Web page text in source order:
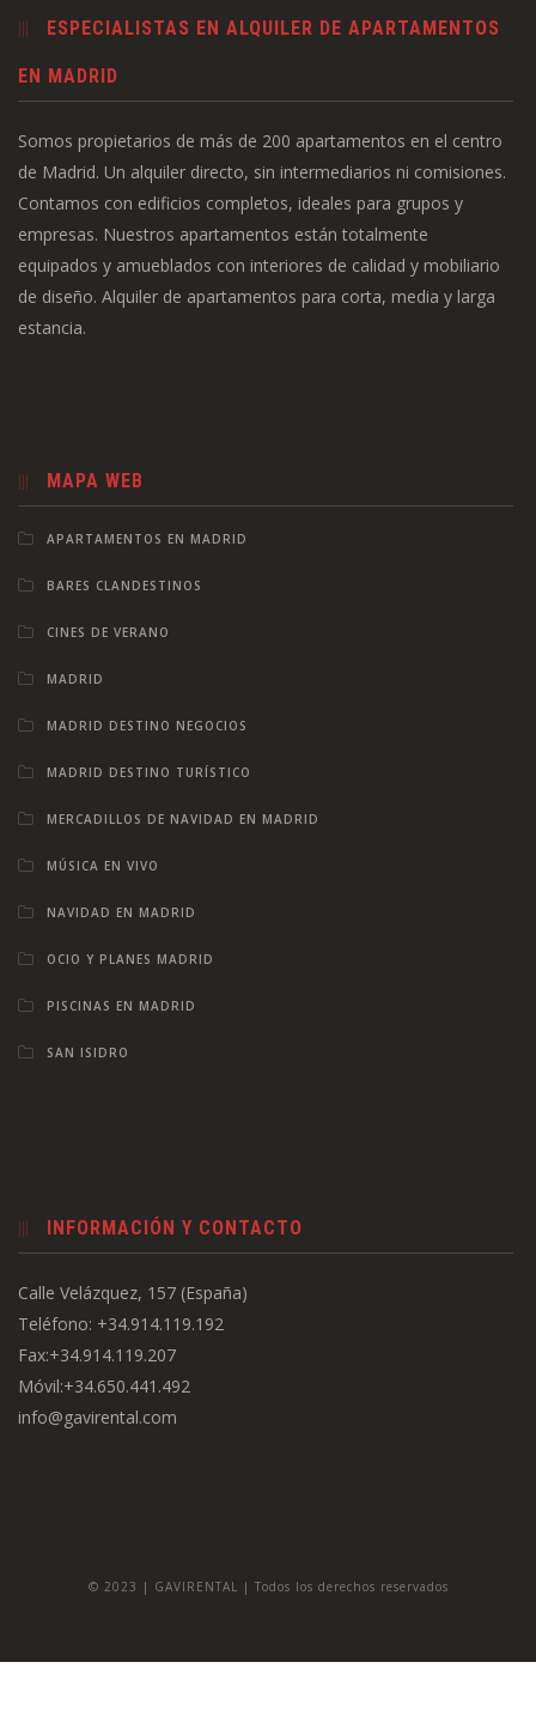
ESPECIALISTAS EN ALQUILER DE APARTAMENTOS
EN MADRID
Somos propietarios de más de 200 apartamentos en el centro
de Madrid. Un alquiler directo, sin intermediarios ni comisiones.
Contamos con edificios completos, ideales para grupos y
empresas. Nuestros apartamentos están totalmente
equipados y amueblados con interiores de calidad y mobiliario
de diseño. Alquiler de apartamentos para corta, media y larga
estancia.
MAPA WEB
APARTAMENTOS EN MADRID
BARES CLANDESTINOS
CINES DE VERANO
MADRID
MADRID DESTINO NEGOCIOS
MADRID DESTINO TURÍSTICO
MERCADILLOS DE NAVIDAD EN MADRID
MÚSICA EN VIVO
NAVIDAD EN MADRID
OCIO Y PLANES MADRID
PISCINAS EN MADRID
SAN ISIDRO
INFORMACIÓN Y CONTACTO
Calle Velázquez, 157 (España)
Teléfono: +34.914.119.192
Fax:+34.914.119.207
Móvil:+34.650.441.492
info@gavirental.com
© 2023 | GAVIRENTAL | Todos los derechos reservados